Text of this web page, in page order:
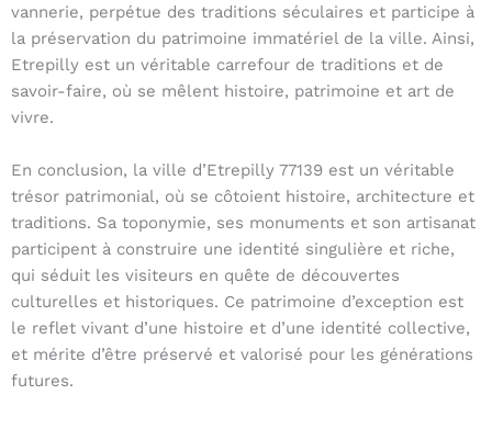
vannerie, perpétue des traditions séculaires et participe à
la préservation du patrimoine immatériel de la ville. Ainsi,
Etrepilly est un véritable carrefour de traditions et de
savoir-faire, où se mêlent histoire, patrimoine et art de
vivre.
En conclusion, la ville d’Etrepilly 77139 est un véritable
trésor patrimonial, où se côtoient histoire, architecture et
traditions. Sa toponymie, ses monuments et son artisanat
participent à construire une identité singulière et riche,
qui séduit les visiteurs en quête de découvertes
culturelles et historiques. Ce patrimoine d’exception est
le reflet vivant d’une histoire et d’une identité collective,
et mérite d’être préservé et valorisé pour les générations
futures.